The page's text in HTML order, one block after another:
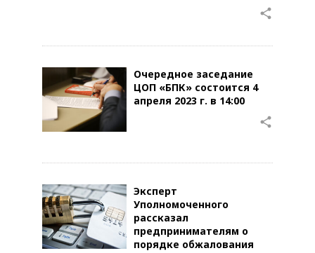
share
Очередное заседание
ЦОП «БПК» состоится 4
апреля 2023 г. в 14:00
share
Эксперт
Уполномоченного
рассказал
предпринимателям о
порядке обжалования